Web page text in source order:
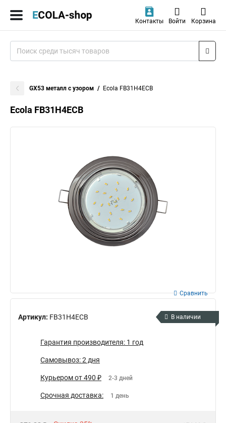
Контакты Войти Корзина
GX53 металл с узором Ecola FB31H4ECB
Ecola FB31H4ECB
Артикул: FB31H4ECB
Сравнить
В наличии
Гарантия производителя: 1 год
Самовывоз: 2 дня
Курьером от 490 ₽ 2-3 дней
Срочная доставка: 1 день